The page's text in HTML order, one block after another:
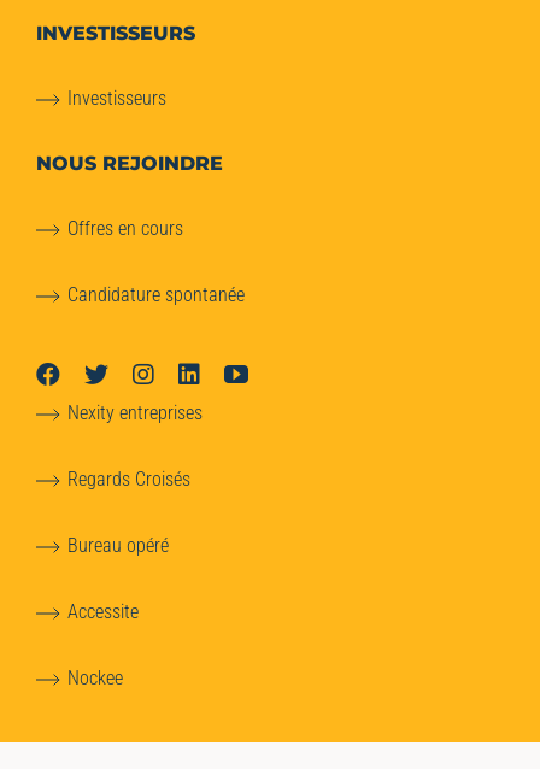
INVESTISSEURS
Investisseurs
NOUS REJOINDRE
Offres en cours
Candidature spontanée
Nexity entreprises
Regards Croisés
Bureau opéré
Accessite
Nockee